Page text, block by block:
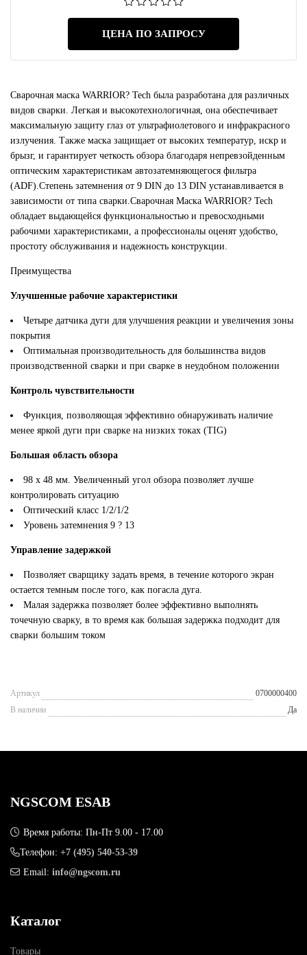
ЦЕНА ПО ЗАПРОСУ
Сварочная маска WARRIOR? Tech была разработана для различных
видов сварки. Легкая и высокотехнологичная, она обеспечивает
максимальную защиту глаз от ультрафиолетового и инфракрасного
излучения. Также маска защищает от высоких температур, искр и
брызг, и гарантирует четкость обзора благодаря непревзойденным
оптическим характеристикам автозатемняющегося фильтра
(ADF).Степень затемнения от 9 DIN до 13 DIN устанавливается в
зависимости от типа сварки.Сварочная Маска WARRIOR? Tech
обладает выдающейся функциональностью и превосходными
рабочими характеристиками, а профессионалы оценят удобство,
простоту обслуживания и надежность конструкции.
Преимущества
Улучшенные рабочие характеристики
Четыре датчика дуги для улучшения реакции и увеличения зоны
покрытия
Оптимальная производительность для большинства видов
производственной сварки и при сварке в неудобном положении
Контроль чувствительности
Функция, позволяющая эффективно обнаруживать наличие
менее яркой дуги при сварке на низких токах (TIG)
Большая область обзора
98 x 48 мм. Увеличенный угол обзора позволяет лучше
контролировать ситуацию
Оптический класс 1/2/1/2
Уровень затемнения 9 ? 13
Управление задержкой
Позволяет сварщику задать время, в течение которого экран
остается темным после того, как погасла дуга.
Малая задержка позволяет более эффективно выполнять
точечную сварку, в то время как большая задержка подходит для
сварки большим током
Артикул
0700000400
В наличии
Да
NGSCOM ESAB
Время работы: Пн-Пт 9.00 - 17.00
Телефон: +7 (495) 540-53-39
Email: info@ngscom.ru
Каталог
Товары